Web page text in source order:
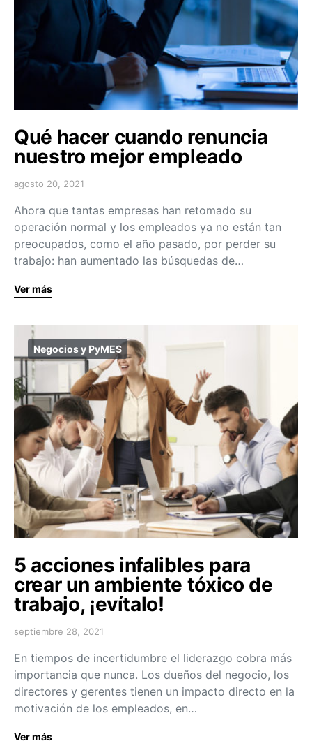
Qué hacer cuando renuncia
nuestro mejor empleado
agosto 20, 2021
Ahora que tantas empresas han retomado su
operación normal y los empleados ya no están tan
preocupados, como el año pasado, por perder su
trabajo: han aumentado las búsquedas de…
Ver más
Negocios y PyMES
5 acciones infalibles para
crear un ambiente tóxico de
trabajo, ¡evítalo!
septiembre 28, 2021
En tiempos de incertidumbre el liderazgo cobra más
importancia que nunca. Los dueños del negocio, los
directores y gerentes tienen un impacto directo en la
motivación de los empleados, en…
Ver más